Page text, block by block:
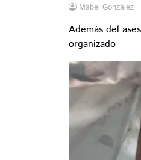
Mabel González
Además del
organizado